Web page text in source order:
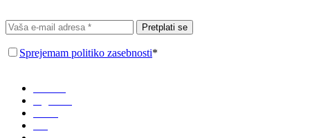
Pretplati se
Sprejemam politiko zasebnosti*